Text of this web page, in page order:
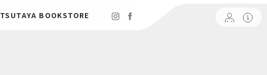
TSUTAYA BOOKSTORE